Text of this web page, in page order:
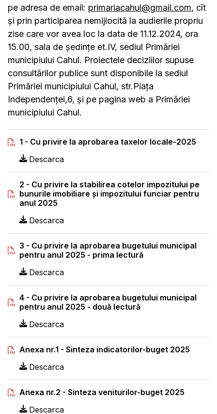
pe adresa de email: primariacahul@gmail.com, cît
și prin participarea nemijlocită la audierile propriu
zise care vor avea loc la data de 11.12.2024, ora
15.00, sala de ședințe et.IV, sediul Primăriei
municipiului Cahul. Proiectele deciziilor supuse
consultărilor publice sunt disponibile la sediul
Primăriei municipiului Cahul, str.Piața
Independenței,6, și pe pagina web a Primăriei
municipiului Cahul.
1 - Cu privire la aprobarea taxelor locale-2025
Descarca
2 - Cu privire la stabilirea cotelor impozitului pe
bunurile imobiliare și impozitului funciar pentru
anul 2025
Descarca
3 - Cu privire la aprobarea bugetului municipal
pentru anul 2025 - prima lectură
Descarca
4 - Cu privire la aprobarea bugetului municipal
pentru anul 2025 - două lectură
Descarca
Anexa nr.1 - Sinteza indicatorilor-buget 2025
Descarca
Anexa nr.2 - Sinteza veniturilor-buget 2025
Descarca